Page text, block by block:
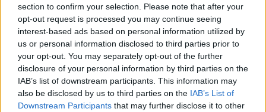
section to confirm your selection. Please note that after your
opt-out request is processed you may continue seeing
interest-based ads based on personal information utilized by
us or personal information disclosed to third parties prior to
your opt-out. You may separately opt-out of the further
disclosure of your personal information by third parties on the
IAB’s list of downstream participants. This information may
also be disclosed by us to third parties on the IAB’s List of
Downstream Participants that may further disclose it to other